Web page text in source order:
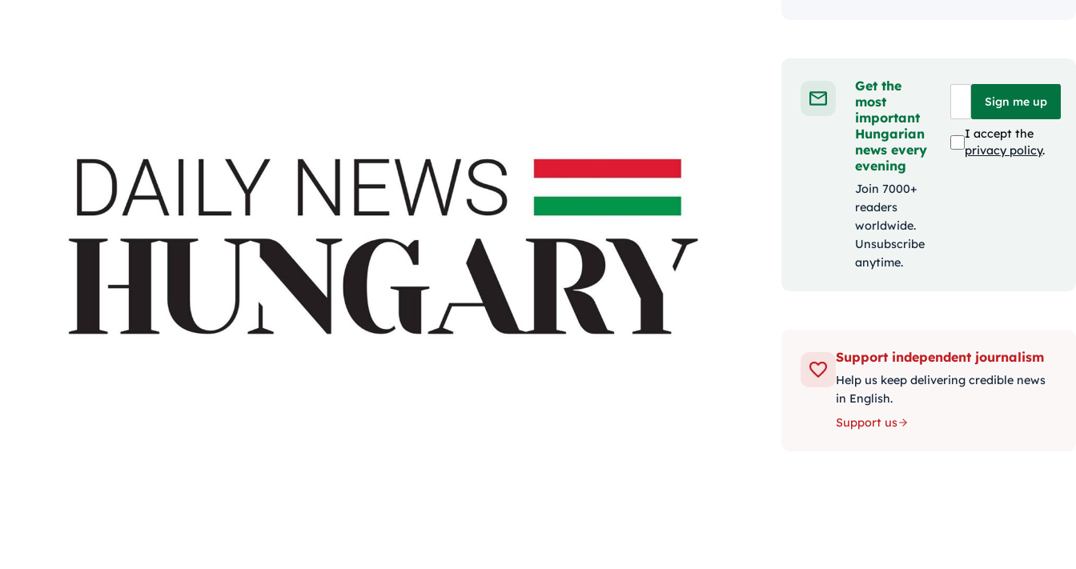
Get the
most
important
Hungarian
news every
evening
Join 7000+
readers
worldwide.
Unsubscribe
anytime.
Sign me up
I accept the
privacy policy.
Support independent journalism
Help us keep delivering credible news
in English.
Support us